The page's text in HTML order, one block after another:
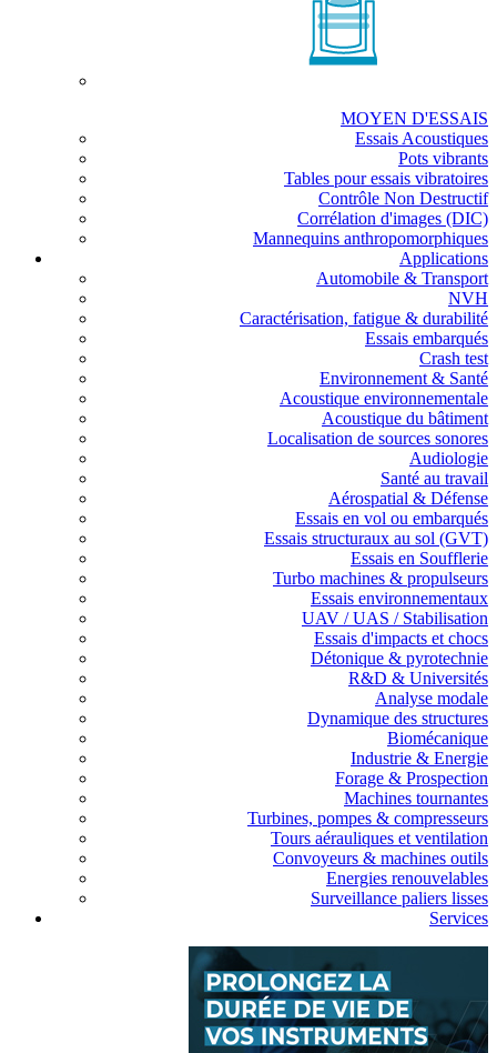
MOYEN D'ESSAIS
Essais Acoustiques
Pots vibrants
Tables pour essais vibratoires
Contrôle Non Destructif
Corrélation d'images (DIC)
Mannequins anthropomorphiques
Applications
Automobile & Transport
NVH
Caractérisation, fatigue & durabilité
Essais embarqués
Crash test
Environnement & Santé
Acoustique environnementale
Acoustique du bâtiment
Localisation de sources sonores
Audiologie
Santé au travail
Aérospatial & Défense
Essais en vol ou embarqués
Essais structuraux au sol (GVT)
Essais en Soufflerie
Turbo machines & propulseurs
Essais environnementaux
UAV / UAS / Stabilisation
Essais d'impacts et chocs
Détonique & pyrotechnie
R&D & Universités
Analyse modale
Dynamique des structures
Biomécanique
Industrie & Energie
Forage & Prospection
Machines tournantes
Turbines, pompes & compresseurs
Tours aérauliques et ventilation
Convoyeurs & machines outils
Energies renouvelables
Surveillance paliers lisses
Services